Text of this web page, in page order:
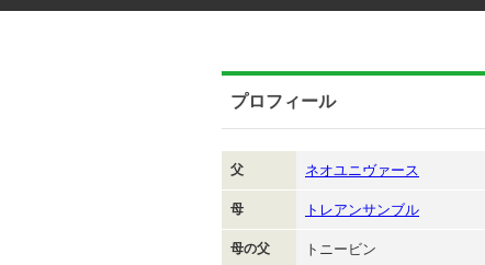
プロフィール
父 ネオユニヴァース
母 トレアンサンブル
母の父 トニービン